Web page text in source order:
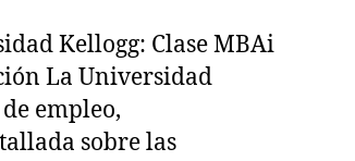
Kellogg: Clase MBAi
La Universidad
empleo,
sobre las